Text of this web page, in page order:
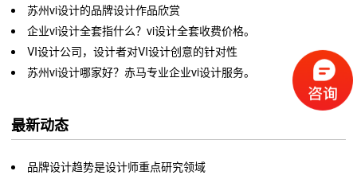
苏州vi设计的品牌设计作品欣赏
企业vi设计全套指什么？vi设计全套收费价格。
VI设计公司，设计者对VI设计创意的针对性
苏州vi设计哪家好？赤马专业企业vi设计服务。
最新动态
品牌设计趋势是设计师重点研究领域